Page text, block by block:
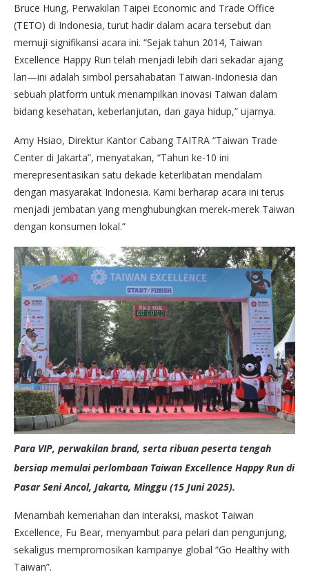
Bruce Hung, Perwakilan Taipei Economic and Trade Office
(TETO) di Indonesia, turut hadir dalam acara tersebut dan
memuji signifikansi acara ini. “Sejak tahun 2014, Taiwan
Excellence Happy Run telah menjadi lebih dari sekadar ajang
lari—ini adalah simbol persahabatan Taiwan-Indonesia dan
sebuah platform untuk menampilkan inovasi Taiwan dalam
bidang kesehatan, keberlanjutan, dan gaya hidup,” ujarnya.
Amy Hsiao, Direktur Kantor Cabang TAITRA “Taiwan Trade
Center di Jakarta”, menyatakan, “Tahun ke-10 ini
merepresentasikan satu dekade keterlibatan mendalam
dengan masyarakat Indonesia. Kami berharap acara ini terus
menjadi jembatan yang menghubungkan merek-merek Taiwan
dengan konsumen lokal.”
Para VIP, perwakilan brand, serta ribuan peserta tengah
bersiap memulai perlombaan Taiwan Excellence Happy Run di
Pasar Seni Ancol, Jakarta, Minggu (15 Juni 2025).
Menambah kemeriahan dan interaksi, maskot Taiwan
Excellence, Fu Bear, menyambut para pelari dan pengunjung,
sekaligus mempromosikan kampanye global “Go Healthy with
Taiwan”.